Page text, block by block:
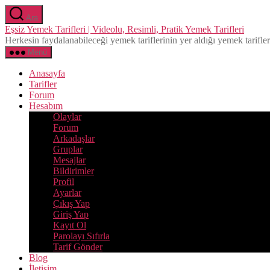
İçeriğe
atla
Ara
Eşsiz Yemek Tarifleri | Videolu, Resimli, Pratik Yemek Tarifleri
Herkesin faydalanabileceği yemek tariflerinin yer aldığı yemek
Menü
Anasayfa
Tarifler
Forum
Hesabım
Olaylar
Forum
Arkadaşlar
Gruplar
Mesajlar
Bildirimler
Profil
Ayarlar
Çıkış Yap
Giriş Yap
Kayıt Ol
Parolayı Sıfırla
Tarif Gönder
Blog